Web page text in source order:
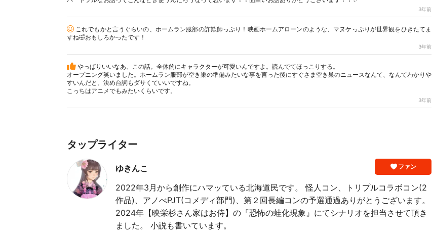
3年前
これでもかと言うぐらいの、ホームラン服部の詐欺師っぷり！映画ホームアローンのような、マヌケっぷりが世界観をひきたてま
すね🤣おもしろかったです！
3年前
やっぱりいいなあ、この話。全体的にキャラクターが可愛いんですよ。読んでてほっこりする。
オープニング笑いました。ホームラン服部が空き巣の準備みたいな事を言った後にすぐさま空き巣のニュースなんて、なんてわかりや
すいんだと。決め台詞もダサくていいですね。
こっちはアニメでもみたいくらいです。
3年前
タップライター
ファン
ゆきんこ
2022年3月から創作にハマッている北海道民です。 怪人コン、トリプルコラボコン(2
作品)、アノべPJT(コメディ部門)、第２回長編コンの予選通過ありがとうございます。
2024年【映栄杉さん家はお侍】の『恐怖の蛙化現象』にてシナリオを担当させて頂き
ました。 小説も書いています。